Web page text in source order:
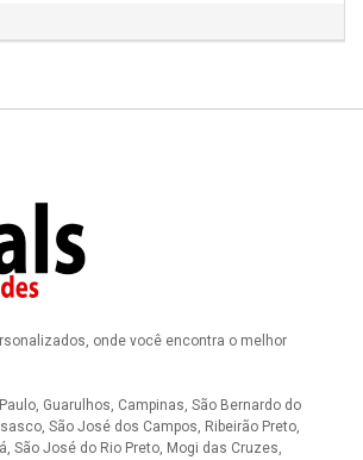
onde você encontra o melhor
Guarulhos, Campinas, São Bernardo do
São José dos Campos, Ribeirão Preto,
São José do Rio Preto, Mogi das Cruzes,